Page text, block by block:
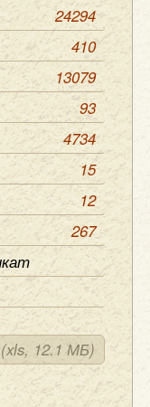
24294
410
13079
93
4734
15
12
267
(xls, 12.1 МБ)